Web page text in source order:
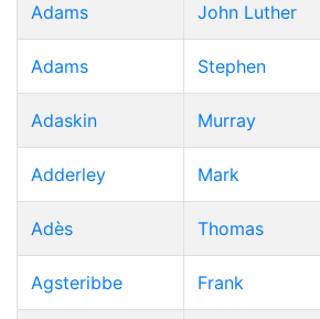
Adams John Luther
Adams Stephen
Adaskin Murray
Adderley Mark
Adès Thomas
Agsteribbe Frank